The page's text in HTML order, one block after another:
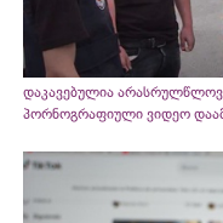
დაკავებულია
პორნოგრაფიული ვიდეო